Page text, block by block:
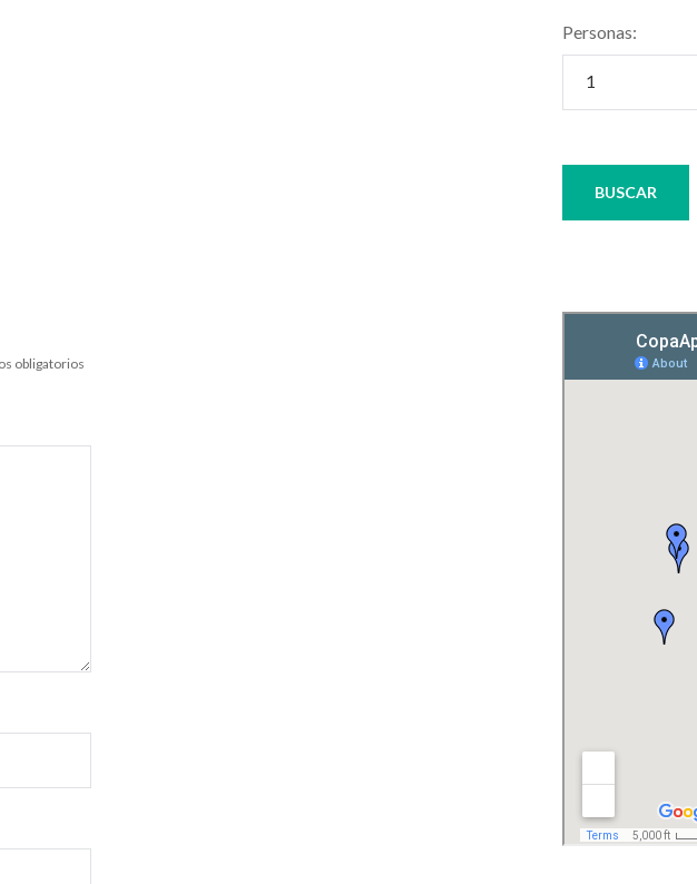
obligatorios
Personas: